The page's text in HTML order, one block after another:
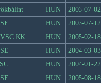
HUN
2003-07-02
HUN
2003-07-12
KK HUN
2005-02-18
HUN
2004-03-03
HUN
2004-01-22
HUN
2005-08-18